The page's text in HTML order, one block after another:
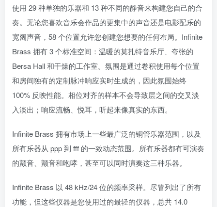
使用 29 种单独的乐器和 13 种不同的静音来构建您自己的合
奏。无论您喜欢音乐会作品的更集中的声音还是电影配乐的
宽阔声音，58 个位置允许您创建您想要的任何布局。Infinite
Brass 拥有 3 个标准空间：温暖的莫扎特音乐厅、夸张的
Bersa Hall 和干燥的工作室。氛围是通过卷积使用每个位置
和房间独有的定制脉冲响应实时生成的，因此氛围始终
100% 反映性能。相位对齐的样本不会导致层之间的交叉淡
入淡出；响应流畅、悦耳，听起来像真实的东西。
Infinite Brass 拥有市场上一些最广泛的铜管乐器范围，以及
所有乐器从 ppp 到 fff 的一致动态范围。所有乐器都有可演奏
的颤音、颤音和咆哮，甚至可以同时演奏这三种乐器。
Infinite Brass 以 48 kHz/24 位的频率采样。尽管列出了所有
功能，但这些仪器是您使用过的最轻的仪器，总共 14.0